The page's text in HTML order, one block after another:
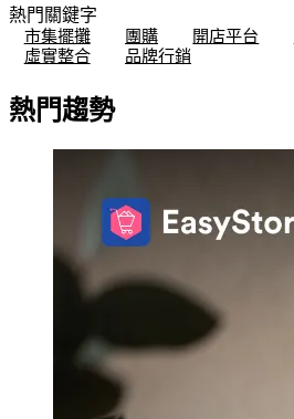
熱門關鍵字
市集擺攤
團購 開店平台
虛實整合
品牌行銷
熱門趨勢